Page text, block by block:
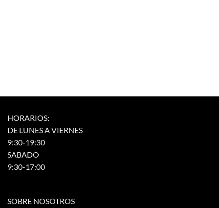
HORARIOS:
DE LUNES A VIERNES
9:30-19:30
SABADO
9:30-17:00
SOBRE NOSOTROS